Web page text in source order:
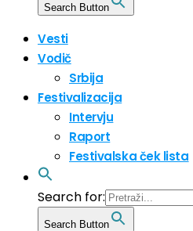
Search Button
Vesti
Vodič
Srbija
Festivalizacija
Intervju
Raport
Festivalska ček lista
Search for:
Search Button